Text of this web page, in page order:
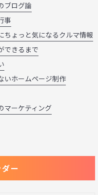
ブログ論
事
ちょっと気になるクルマ情報
できるまで
いホームページ制作
マーケティング
ー